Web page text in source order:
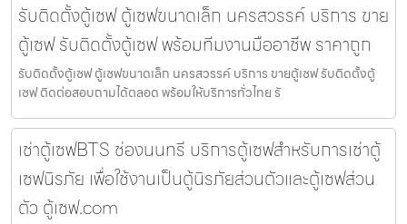
รับติดตั้งตู้เซฟ ตู้เซฟขนาดเล็ก นครสวรรค์ บริการ ขาย
ตู้เซฟ รับติดตั้งตู้เซฟ พร้อมทีมงานมืออาชีพ ราคาถูก
รับติดตั้งตู้เซฟ ตู้เซฟขนาดเล็ก นครสวรรค์ บริการ ขายตู้เซฟ รับติดตั้งตู้
เซฟ ติดต่อสอบถามได้ตลอด พร้อมให้บริการทั่วไทย รั
เช่าตู้เซฟBTS ช่องนนทรี บริการตู้เซฟสำหรับการเช่าตู้
เซฟนิรภัย เพื่อใช้งานเป็นตู้นิรภัยส่วนตัวและตู้เซฟส่วน
ตัว ตู้เซฟ.com